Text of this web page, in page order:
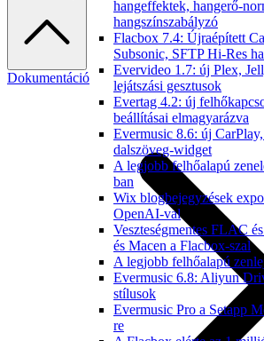
hangeffektek, hangerő-
hangszínszabályzó
Flacbox 7.4: Újraépített
Subsonic, SFTP Hi-Res
Evervideo 1.7: új Plex,
lejátszási gesztusok
Evertag 4.2: új
beállításai elmagyarázva
Evermusic 8.6: új
dalszöveg-widget
A legjobb felhőalapú
ban
Wix blogbejegyzések
OpenAI-val
Veszteségmentes FLAC
és Macen a Flacbox-szal
A legjobb felhőalapú
Evermusic 6.8: Aliyun
stílusok
Evermusic Pro a Setapp
re
Dokumentáció